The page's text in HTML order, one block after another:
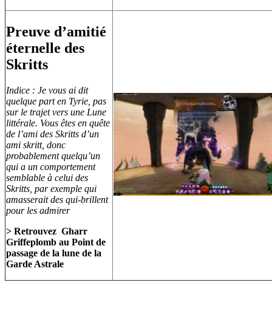
Preuve d’amitié
éternelle des
Skritts
Indice : Je vous ai dit
quelque part en Tyrie, pas
sur le trajet vers une Lune
littérale. Vous êtes en quête
de l’ami des Skritts d’un
ami skritt, donc
probablement quelqu’un
qui a un comportement
semblable à celui des
Skritts, par exemple qui
amasserait des qui-brillent
pour les admirer
> Retrouvez Gharr
Griffeplomb au Point de
passage de la lune de la
Garde Astrale